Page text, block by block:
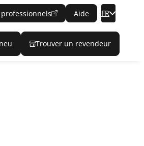
Aide FR
Trouver un revendeur